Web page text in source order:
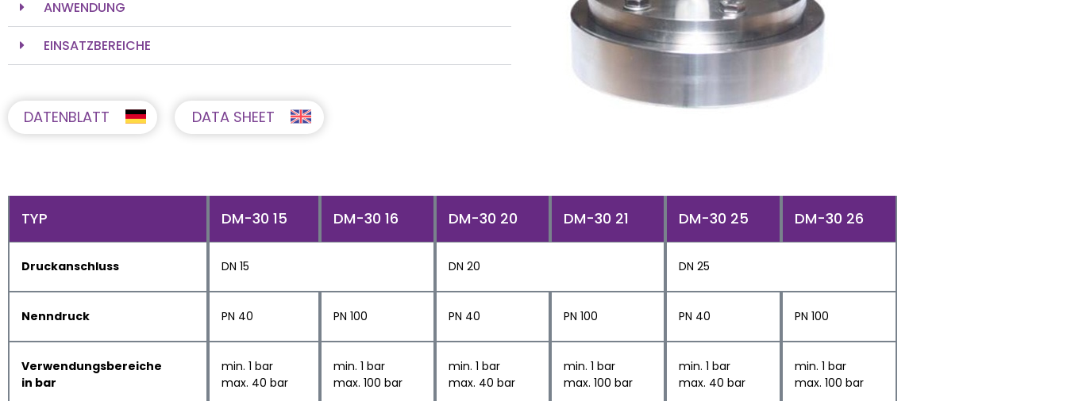
ANWENDUNG
EINSATZBEREICHE
DATENBLATT DATA SHEET
TYP DM-30 15 DM-30 16 DM-30 20 DM-30 21 DM-30 25 DM-30 26
Druckanschluss DN 15 DN 20 DN 25
Nenndruck PN 40 PN 100 PN 40 PN 100 PN 40 PN 100
Verwendungsbereiche
in bar
min. 1 bar
max. 40 bar
min. 1 bar
max. 100 bar
min. 1 bar
max. 40 bar
min. 1 bar
max. 100 bar
min. 1 bar
max. 40 bar
min. 1 bar
max. 100 bar